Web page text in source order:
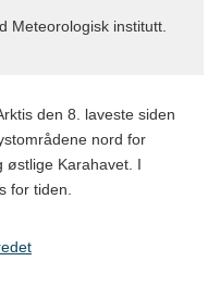
Meteorologisk institutt.
den 8. laveste siden
nord for
østlige Karahavet. I
for tiden.